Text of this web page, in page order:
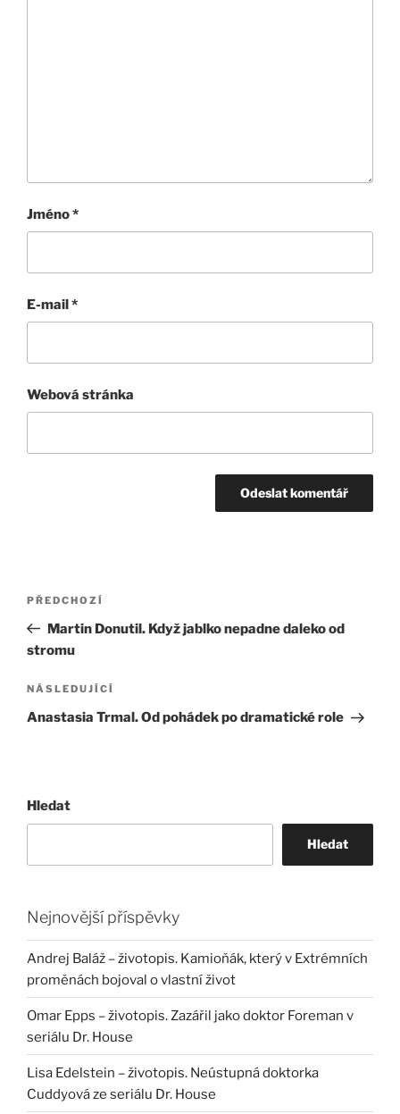
Jméno*
E-mail*
Webová stránka
Navigace
příspěvek
Předchozí
příspěvek
PŘEDCHOZÍ
Martin Donutil. Když jablko nepadne daleko od
stromu
Následující
příspěvek
NÁSLEDUJÍCÍ
Anastasia Trmal. Od pohádek po dramatické role
Hledat
Hledat
Nejnovější příspěvky
Andrej Baláž – životopis. Kamioňák, který v Extrémních
proměnách bojoval o vlastní život
Omar Epps – životopis. Zazářil jako doktor Foreman v
seriálu Dr. House
Lisa Edelstein – životopis. Neústupná doktorka
Cuddyová ze seriálu Dr. House